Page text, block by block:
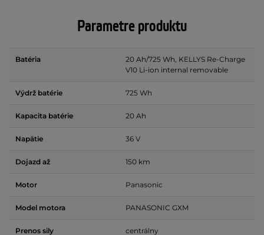
Parametre produktu
Batéria
20 Ah/725 Wh, KELLYS Re-Charge
V10 Li-ion internal removable
Výdrž batérie 725 Wh
Kapacita batérie 20 Ah
Napätie 36 V
Dojazd až 150 km
Motor Panasonic
Model motora PANASONIC GXM
Prenos sily centrálny